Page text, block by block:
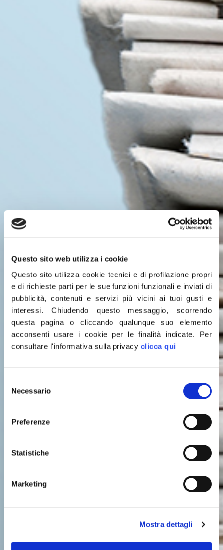
Questo sito web utilizza i cookie
Questo sito utilizza cookie tecnici e di profilazione propri
e di richieste parti per le sue funzioni funzionali e inviati di
pubblicità, contenuti e servizi più vicini ai tuoi gusti e
interessi.Chiudendo questo messaggio, scorrendo
questa pagina o cliccando qualunque suo elemento
acconsenti usare i cookie per le finalità indicate. Per
consultare l'informativa sulla privacy clicca qui
delNecessario
Preferenze
Statistiche
Marketing
Mostra dettagli
Leggi le